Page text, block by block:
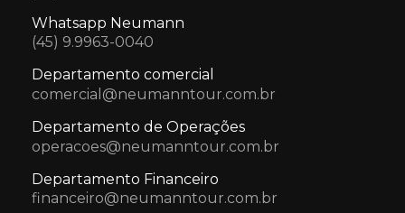
Whatsapp Neumann
(45) 9.9963-0040
Departamento comercial
comercial@neumanntour.com.br
Departamento de Operações
operacoes@neumanntour.com.br
Departamento Financeiro
financeiro@neumanntour.com.br